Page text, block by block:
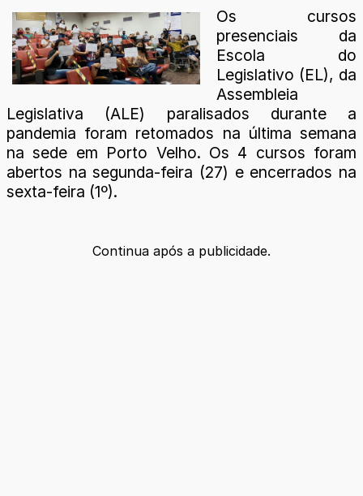
Os cursos
presenciais da
Escola do
Legislativo (EL), da
Assembleia
Legislativa (ALE) paralisados durante a
pandemia foram retomados na última semana
na sede em Porto Velho. Os 4 cursos foram
abertos na segunda-feira (27) e encerrados na
sexta-feira (1º).
Continua após a publicidade.